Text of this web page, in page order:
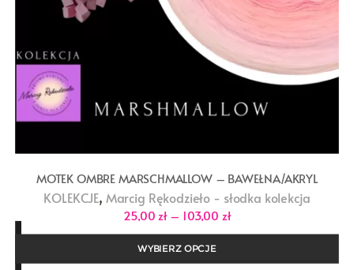
MOTEK OMBRE MARSCHMALLOW – BAWEŁNA/AKRYL
KOLEKCJE, Marcig Rękodzieło - słodka kolekcja
25,00 zł – 103,00 złZakres
cen:
od
do
WYBIERZ OPCJE